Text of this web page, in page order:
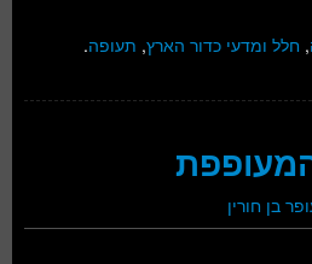
, חלל ומדעי כדור הארץ, תעופה.
בן חורין